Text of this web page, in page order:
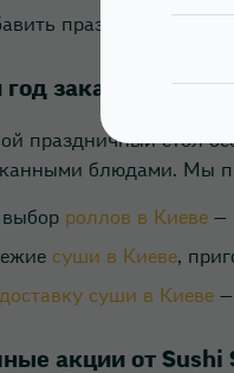
празднику
заказывайте
праздничный стол
блюдами. Мы
роллов в Киеве —
суши в Киеве,
доставку суши в Киеве —
акции от Sushi